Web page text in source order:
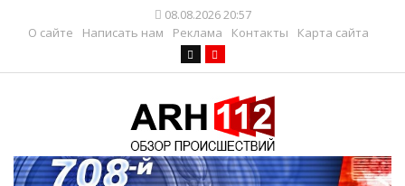
08.08.2026 20:57
О сайте
Написать нам Реклама Контакты Карта сайта